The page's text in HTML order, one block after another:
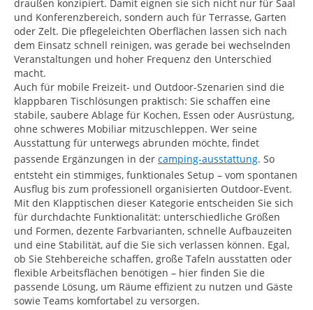
draußen konzipiert. Damit eignen sie sich nicht nur für Saal
und Konferenzbereich, sondern auch für Terrasse, Garten
oder Zelt. Die pflegeleichten Oberflächen lassen sich nach
dem Einsatz schnell reinigen, was gerade bei wechselnden
Veranstaltungen und hoher Frequenz den Unterschied
macht.
Auch für mobile Freizeit- und Outdoor-Szenarien sind die
klappbaren Tischlösungen praktisch: Sie schaffen eine
stabile, saubere Ablage für Kochen, Essen oder Ausrüstung,
ohne schweres Mobiliar mitzuschleppen. Wer seine
Ausstattung für unterwegs abrunden möchte, findet
passende Ergänzungen in der camping-ausstattung. So
entsteht ein stimmiges, funktionales Setup – vom spontanen
Ausflug bis zum professionell organisierten Outdoor-Event.
Mit den Klapptischen dieser Kategorie entscheiden Sie sich
für durchdachte Funktionalität: unterschiedliche Größen
und Formen, dezente Farbvarianten, schnelle Aufbauzeiten
und eine Stabilität, auf die Sie sich verlassen können. Egal,
ob Sie Stehbereiche schaffen, große Tafeln ausstatten oder
flexible Arbeitsflächen benötigen – hier finden Sie die
passende Lösung, um Räume effizient zu nutzen und Gäste
sowie Teams komfortabel zu versorgen.